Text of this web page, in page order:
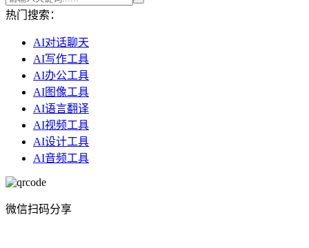
热门搜索：
AI对话聊天
AI写作工具
AI办公工具
AI图像工具
AI语言翻译
AI视频工具
AI设计工具
AI音频工具
微信扫码分享